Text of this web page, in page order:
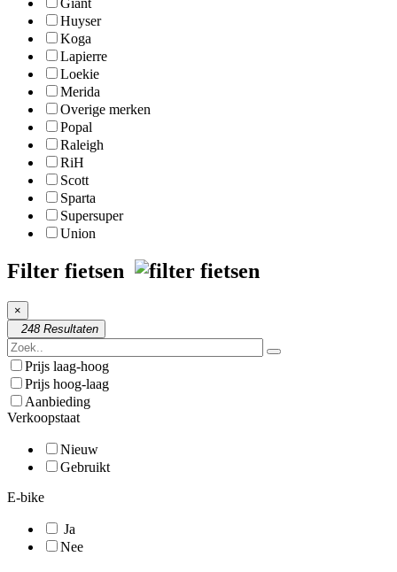
Giant
Huyser
Koga
Lapierre
Loekie
Merida
Overige merken
Popal
Raleigh
RiH
Scott
Sparta
Supersuper
Union
Filter fietsen
×
248 Resultaten
Prijs laag-hoog
Prijs hoog-laag
Aanbieding
Verkoopstaat
Nieuw
Gebruikt
E-bike
Ja
Nee